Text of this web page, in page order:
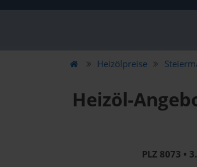
Heizölpreise
Heizöl-
PLZ 8073 •